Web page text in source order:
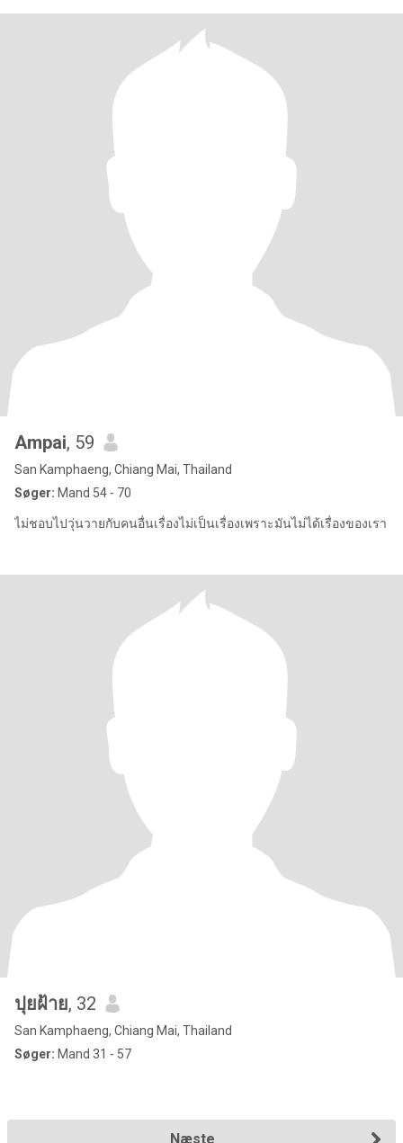
Ampai, 59
San Kamphaeng, Chiang Mai, Thailand
Søger: Mand 54 - 70
ไม่ชอบไปวุ่นวายกับคนอื่นเรื่องไม่เป็นเรื่องเพราะมันไม่ได้เรื่องของเรา
ปุยฝ้าย, 32
San Kamphaeng, Chiang Mai, Thailand
Søger: Mand 31 - 57
Næste